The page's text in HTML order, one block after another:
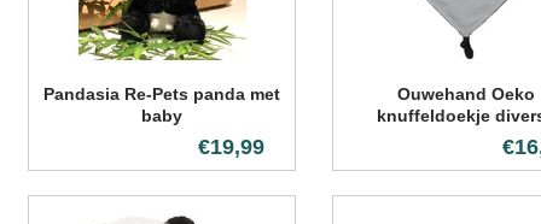
Pandasia Re-Pets panda met
baby
€19,99
Ouwehand Oeko
knuffeldoekje